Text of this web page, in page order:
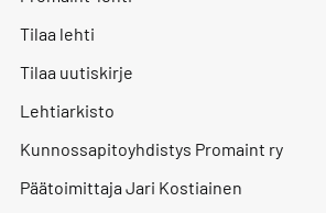
Tilaa lehti
Tilaa uutiskirje
Lehtiarkisto
Kunnossapitoyhdistys Promaint ry
Päätoimittaja Jari Kostiainen